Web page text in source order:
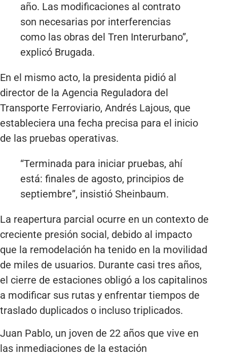
año. Las modificaciones al contrato
son necesarias por interferencias
como las obras del Tren Interurbano”,
explicó Brugada.
En el mismo acto, la presidenta pidió al
director de la Agencia Reguladora del
Transporte Ferroviario, Andrés Lajous, que
estableciera una fecha precisa para el inicio
de las pruebas operativas.
“Terminada para iniciar pruebas, ahí
está: finales de agosto, principios de
septiembre”, insistió Sheinbaum.
La reapertura parcial ocurre en un contexto de
creciente presión social, debido al impacto
que la remodelación ha tenido en la movilidad
de miles de usuarios. Durante casi tres años,
el cierre de estaciones obligó a los capitalinos
a modificar sus rutas y enfrentar tiempos de
traslado duplicados o incluso triplicados.
Juan Pablo, un joven de 22 años que vive en
las inmediaciones de la estación